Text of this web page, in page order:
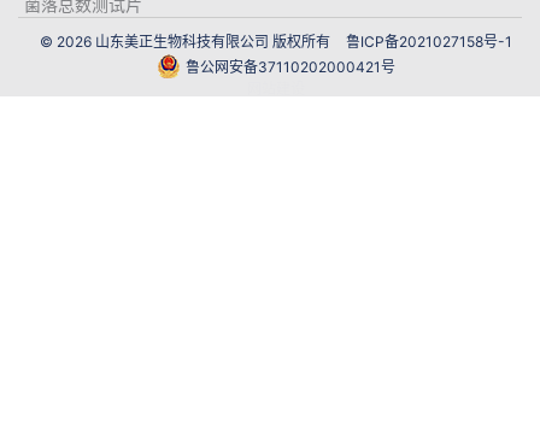
菌落总数测试片
© 2026 山东美正生物科技有限公司 版权所有
鲁ICP备2021027158号-1
鲁公网安备37110202000421号